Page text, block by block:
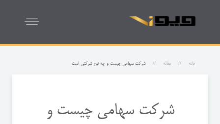
خانه مقاله شرکت سهامی چیست و چه نوع شرکتی است
شرکت سهامی چیست و